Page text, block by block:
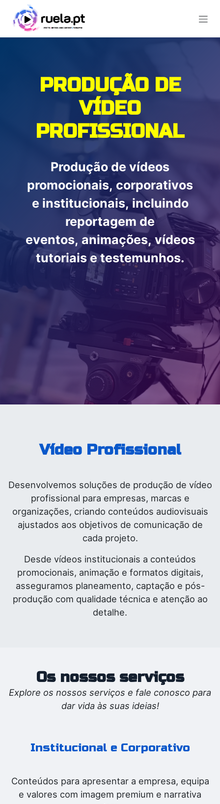
Pular para o conteúdo
PRODUÇÃ​O DE
VÍDEO
PROFISSIONAL
Produção de vídeos
promocionais, corporativos
e institucionais, incluindo
reportagem de
eventos, animações, vídeos
tutoriais e testemunhos.
Vídeo Profissional
Desenvolvemos soluções de produção de vídeo
profissional para empresas, marcas e
organizações, criando conteúdos audiovisuais
ajustados aos objetivos de comunicação de
cada projeto.
Desde vídeos institucionais a conteúdos
promocionais, animaçã​o e formatos digitais,
asseguramos planeamento, captação e pós-
produção com qualidade técnica e atenção ao
detalhe.
Os nossos serviços
Explore os nossos serviços e fale conosco para
dar vida às suas ideias!
Institucional e Corporativo
Conteúdos para apresentar a empresa, equipa
e valores com imagem premium e narrativa